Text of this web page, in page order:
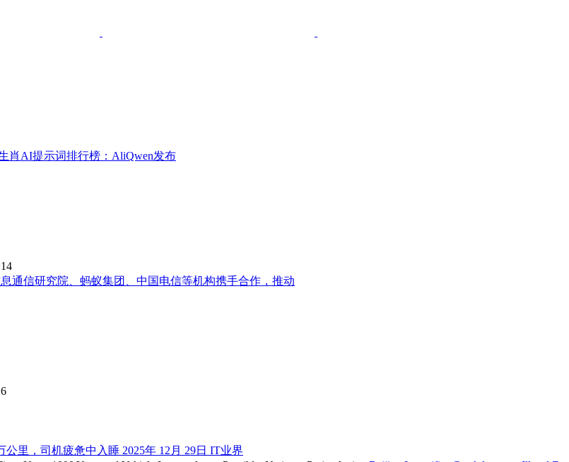
肖AI提示词排行榜：AliQwen发布
通信研究院、蚂蚁集团、中国电信等机构携手合作，推动
公里，司机疲惫中入睡 2025年 12月 29日 IT业界